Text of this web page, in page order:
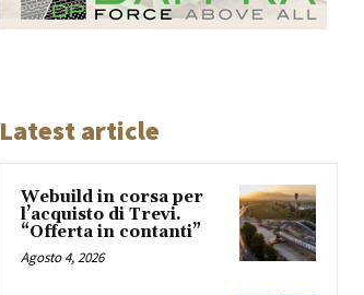
Latest article
Webuild in corsa per
l’acquisto di Trevi.
“Offerta in contanti”
Agosto 4, 2026